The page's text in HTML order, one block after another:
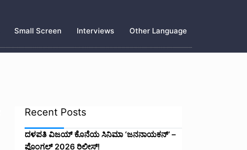
Small Screen Interviews Other Language
Recent Posts
ದಳಪತಿ ವಿಜಯ್‌ ಕೊನೆಯ ಸಿನಿಮಾ ‘ಜನನಾಯಕನ್’ –
ಪೊಂಗಲ್ 2026 ರಿಲೀಸ್!